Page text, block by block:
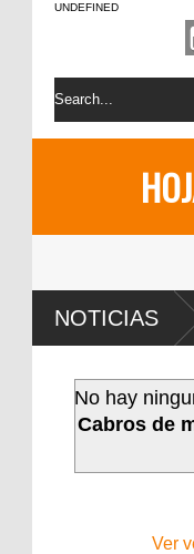
UNDEFINED
NOTICIAS
No hay
Cabros de
Ver